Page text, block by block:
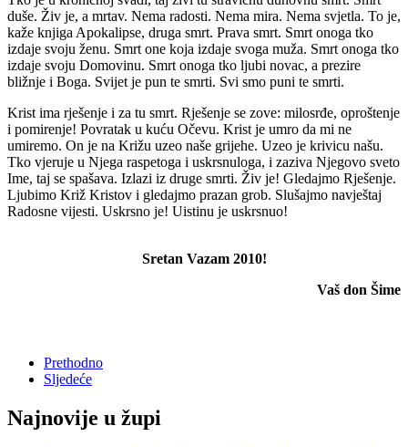
duše. Živ je, a mrtav. Nema radosti. Nema mira. Nema svjetla. To je,
kaže knjiga Apokalipse, druga smrt. Prava smrt. Smrt onoga tko
izdaje svoju ženu. Smrt one koja izdaje svoga muža. Smrt onoga tko
izdaje svoju Domovinu. Smrt onoga tko ljubi novac, a prezire
bližnje i Boga. Svijet je pun te smrti. Svi smo puni te smrti.
Krist ima rješenje i za tu smrt. Rješenje se zove: milosrđe, oproštenje
i pomirenje! Povratak u kuću Očevu. Krist je umro da mi ne
umiremo. On je na Križu uzeo naše grijehe. Uzeo je krivicu našu.
Tko vjeruje u Njega raspetoga i uskrsnuloga, i zaziva Njegovo sveto
Ime, taj se spašava. Izlazi iz druge smrti. Živ je! Gledajmo Rješenje.
Ljubimo Križ Kristov i gledajmo prazan grob. Slušajmo navještaj
Radosne vijesti. Uskrsno je! Uistinu je uskrsnuo!
Sretan Vazam 2010!
Vaš don Šime
Prethodno
Sljedeće
Najnovije u župi